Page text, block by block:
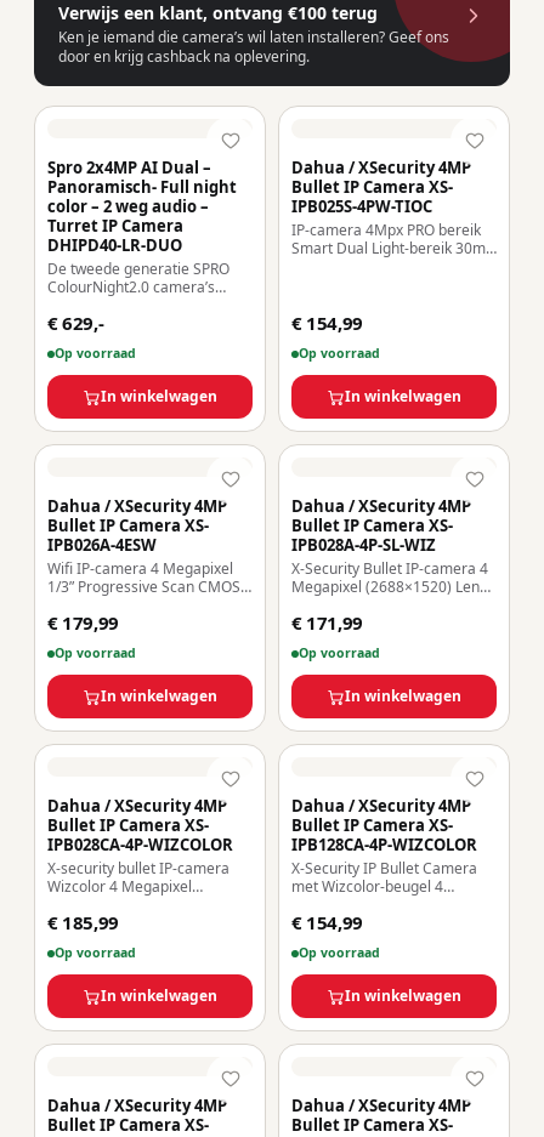
Verwijs een klant, ontvang €100 terug
Ken je iemand die camera’s wil laten installeren? Geef ons
door en krijg cashback na oplevering.
Spro 2x4MP AI Dual –
Panoramisch- Full night
color – 2 weg audio –
Turret IP Camera
DHIPD40-LR-DUO
De tweede generatie SPRO
ColourNight2.0 camera’s
ingebouwde infrarood (IR)-
kan standaard zwart-wit
nachtbeelden produceren
gedurende de nacht,
waardoor de witte LED-
verlichting alleen wordt
€ 629,-
Op voorraad
In winkelwagen
Dahua / XSecurity 4MP
Bullet IP Camera XS-
IPB025S-4PW-TIOC
IP-camera 4Mpx PRO bereik
Smart Dual Light-bereik 30m
Microfoon en luidspreker :
MicroSD Wifi IEEE802.11b/g/n
| Waterdicht IP67
€ 154,99
Op voorraad
In winkelwagen
Dahua / XSecurity 4MP
Bullet IP Camera XS-
IPB026A-4ESW
Wifi IP-camera 4 Megapixel
1/3” Progressive Scan CMOS
mm IR LED’s Bereik 30 m
en NVR
€ 179,99
Op voorraad
In winkelwagen
Dahua / XSecurity 4MP
Bullet IP Camera XS-
IPB028A-4P-SL-WIZ
X-Security Bullet IP-camera 4
Megapixel (2688×1520) Lens
IR+30m Wit licht) WDR 120 dB
luidspreker en licht WizSense,
met classificatie van mensen
en voertuigen MicroSD 256GB
/ IP67
€ 171,99
Op voorraad
In winkelwagen
Dahua / XSecurity 4MP
Bullet IP Camera XS-
IPB028CA-4P-WIZCOLOR
X-security bullet IP-camera
Wizcolor 4 Megapixel
F1.0 Lens 2.8mm / Witte LED
Geïntegreerde microfoon
WizSense, met classificatie
van mensen en voertuigen
MicroSD 256GB | IP67
€ 185,99
Op voorraad
In winkelwagen
Dahua / XSecurity 4MP
Bullet IP Camera XS-
IPB128CA-4P-WIZCOLOR
X-Security IP Bullet Camera
met Wizcolor-beugel 4
Sensor 1/1.8″ F1.0 Lens
120dB | Geïntegreerde
microfoon WizSense, met
classificatie van mensen en
voertuigen MicroSD 256GB |
IP67
€ 154,99
Op voorraad
In winkelwagen
Dahua / XSecurity 4MP
Bullet IP Camera XS-
Dahua / XSecurity 4MP
Bullet IP Camera XS-